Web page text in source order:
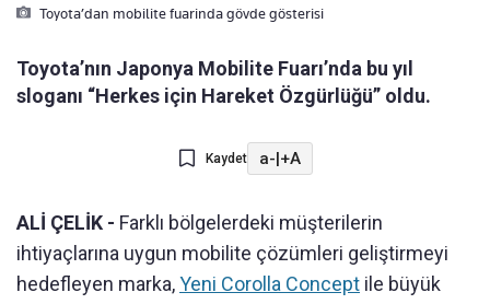
Toyota’dan mobilite fuarinda gövde gösterisi
Toyota’nın Japonya Mobilite Fuarı’nda bu yıl
sloganı “Herkes için Hareket Özgürlüğü” oldu.
Kaydet a-|+A
ALİ ÇELİK - Farklı bölgelerdeki müşterilerin
ihtiyaçlarına uygun mobilite çözümleri geliştirmeyi
hedefleyen marka,Yeni Corolla Concept ile büyük